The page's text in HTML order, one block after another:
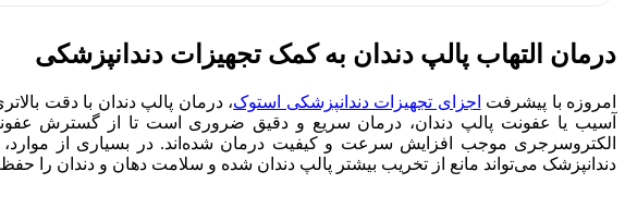
درمان التهاب پالپ دندان به کمک تجهیزات دندانپزشکی
امروزه با پیشرفت اجزای تجهیزات دندانپزشکی استوک، درمان پالپ دندان با دقت
الکتروسرجری موجب افزایش سرعت و کیفیت درمان شده‌اند. در بسیاری از
دندانپزشک می‌تواند مانع از تخریب بیشتر پالپ دندان شده و سلامت دهان و دندان را